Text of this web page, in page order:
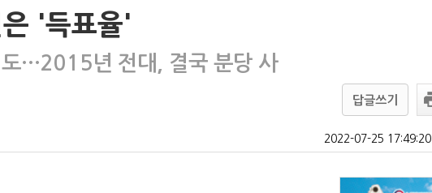
'득표율'
도…2015년 전대, 결국 분당 사
답글쓰기
2022-07-25 17:49:20